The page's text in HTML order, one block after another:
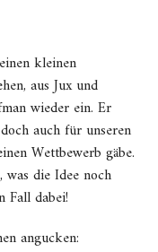
kleinen
aus Jux und
wieder ein. Er
auch für unseren
Wettbewerb gäbe.
was die Idee noch
Fall dabei!
angucken: